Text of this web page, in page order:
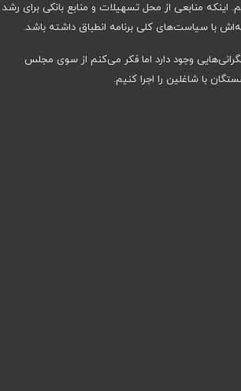
اینکه منابعی از محل تسهیلات و منابع بانکی برای رشد
با سیاست‌های کلی برنامه انطباق داشته باشد.
وجود دارد اما فکر می‌کنم از سوی مجلس